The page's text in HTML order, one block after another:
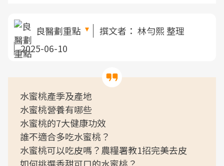
良醫劃重點 撰文者： 林勻熙 整理
2025-06-10
水蜜桃產季及產地
水蜜桃營養有哪些
水蜜桃的7大健康功效
誰不適合多吃水蜜桃？
水蜜桃可以吃皮嗎？農糧署教1招完美去皮